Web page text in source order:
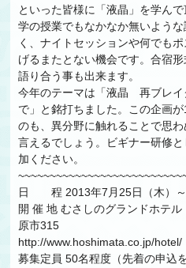
といった皆様に「液晶」を学ん
学の授業でもなかなか無いよう
く、ナイトセッションや何でも
げるまたとない機会です。合宿
語り合う事も出来ます。
今年のテーマは「液晶 再ブレ
で」と銘打ちました。この企画
のも、異分野に触れることで思
言えるでしょう。ビギナー研修
加ください。
日 程 2013年7月25日（木）～
開 催 地 むさしのグランドホ
原市315
http://www.hoshimata.co.jp/hotel/
募集定員 50名程度（先着の申込を